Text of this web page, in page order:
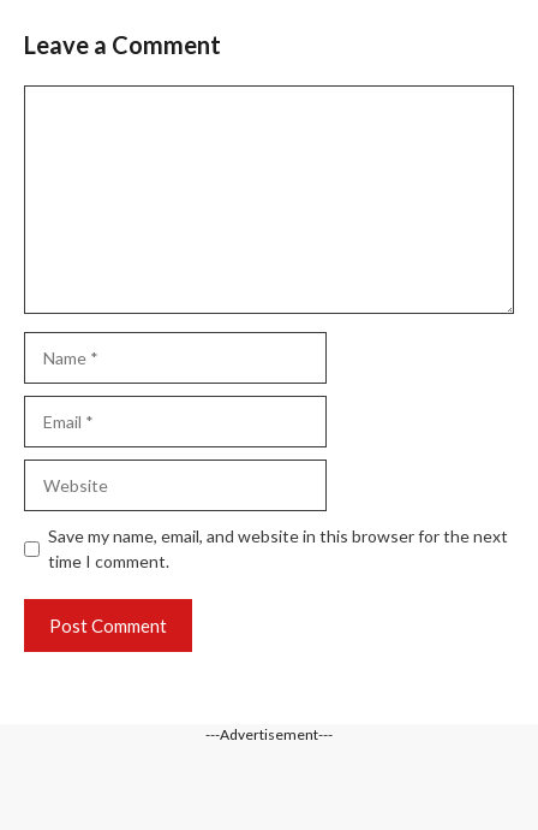
Leave a Comment
Save my name, email, and website in this browser for the next
time I comment.
---Advertisement---